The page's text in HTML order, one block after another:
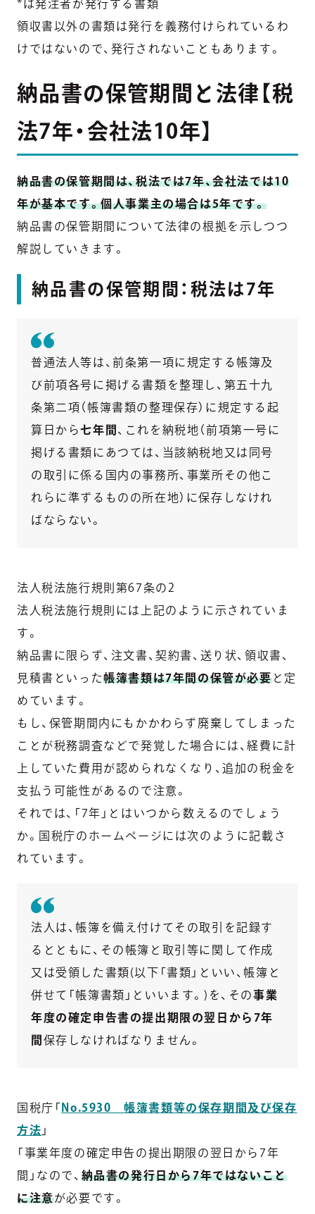
*は発注者が発行する書類
領収書以外の書類は発行を義務付けられているわ
けではないので、発行されないこともあります。
納品書の保管期間と法律【税
法7年・会社法10年】
納品書の保管期間は、税法では7年、会社法では10
年が基本です。個人事業主の場合は5年です。
納品書の保管期間について法律の根拠を示しつつ
解説していきます。
納品書の保管期間：税法は7年
普通法人等は、前条第一項に規定する帳簿及
び前項各号に掲げる書類を整理し、第五十九
条第二項（帳簿書類の整理保存）に規定する起
算日から七年間 、これを納税地（前項第一号に
掲げる書類にあつては、当該納税地又は同号
の取引に係る国内の事務所、事業所その他こ
れらに準ずるものの所在地）に保存しなけれ
ばならない。
法人税法施行規則第67条の2
法人税法施行規則には上記のように示されていま
す。
納品書に限らず、注文書、契約書、送り状、領収書、
見積書といった帳簿書類は7年間の保管が必要と定
めています。
もし、保管期間内にもかかわらず廃棄してしまった
ことが税務調査などで発覚した場合には、経費に計
上していた費用が認められなくなり、追加の税金を
支払う可能性があるので注意。
それでは、「7年」とはいつから数えるのでしょう
か。国税庁のホームページには次のように記載さ
れています。
法人は、帳簿を備え付けてその取引を記録す
るとともに、その帳簿と取引等に関して作成
又は受領した書類(以下「書類」といい、帳簿と
併せて「帳簿書類」といいます。)を、その事業
年度の確定申告書の提出期限の翌日から7年
間 保存しなければなりません。
国税庁「 No.5930 帳簿書類等の保存期間及び保存
方法 」
「事業年度の確定申告の提出期限の翌日から7年
間」なので、 納品書の発行日から7年ではないこと
に注意が必要です。